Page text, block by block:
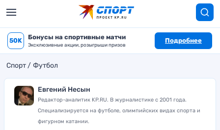
50K Бонусы на спортивные матчи
Эксклюзивные акции, розыгрыши призов
Подробнее
Спорт Футбол
Евгений Несын
Редактор-аналитик KP.RU. В журналистике с 2001 года.
Специализируется на футболе, олимпийских видах спорта и
фигурном катании.